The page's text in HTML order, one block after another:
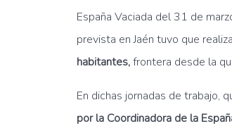
España Vaciada del 31 de
prevista en Jaén tuvo que
habitantes,frontera desde la
En dichas jornadas de trabajo,
por la Coordinadora de la